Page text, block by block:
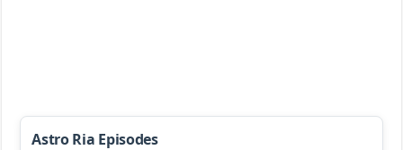
Astro Ria Episodes